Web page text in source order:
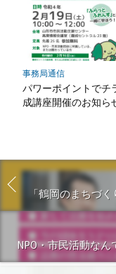
事務局通信
パワーポイントでチ
成講座開催のお知ら
「鶴岡のまちづく
NPO・市民活動なん